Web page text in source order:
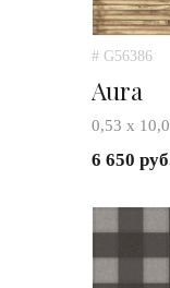
# G56386
Aura
0,53 х
6 650